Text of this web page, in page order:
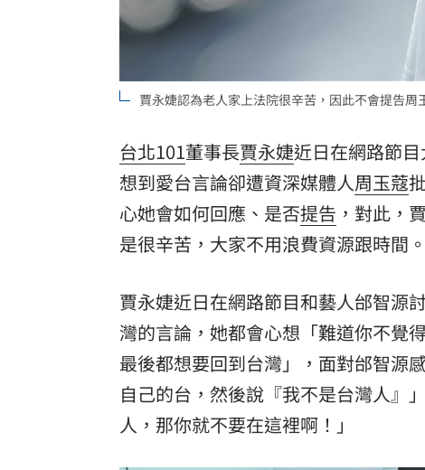
賈永婕認為老人家上法院很辛苦，因此不會提告周
台北101董事長賈永婕近日在網路節
想到愛台言論卻遭資深媒體人周玉蔻
心她會如何回應、是否提告 ，對此，
是很辛苦，大家不用浪費資源跟時間
賈永婕近日在網路節目和藝人邰智源
灣的言論，她都會心想「難道你不覺
最後都想要回到台灣」，面對邰智源
自己的台，然後說『我不是台灣人』
人，那你就不要在這裡啊！」